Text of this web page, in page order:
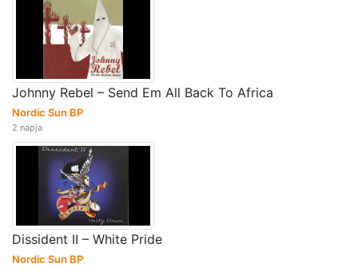
Johnny Rebel – Send Em All Back To Africa
Nordic Sun BP
2 napja
Dissident II – White Pride
Nordic Sun BP